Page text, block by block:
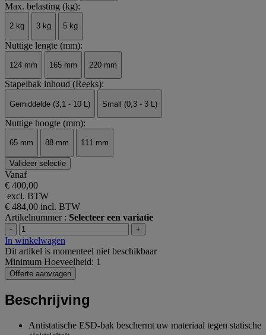
Max. belasting (kg):
2 kg 3 kg 5 kg
Nuttige lengte (mm):
124 mm 165 mm 220 mm
Stapelbak inhoud (Reeks):
Gemiddelde (3,1 - 10 L) Small (0,3 - 3 L)
Nuttige hoogte (mm):
65 mm 88 mm 111 mm
Valideer selectie
Vanaf
€ 400,00
excl. BTW
€ 484,00 incl. BTW
Artikelnummer : Selecteer een variatie
- +
In winkelwagen
Dit artikel is momenteel niet beschikbaar
Minimum Hoeveelheid: 1
Offerte aanvragen
Beschrijving
Antistatische ESD-bak beschermt uw materiaal tegen statische